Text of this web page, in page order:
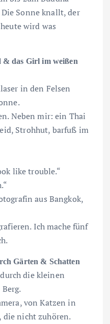
Sonne knallt, der
wird was
& das Girl im weißen
in den Felsen
Neben mir: ein Thai
Strohhut, barfuß im
like trouble.“
aus Bangkok,
Ich mache fünf
Gärten & Schatten
die kleinen
von Katzen in
die nicht zuhören.